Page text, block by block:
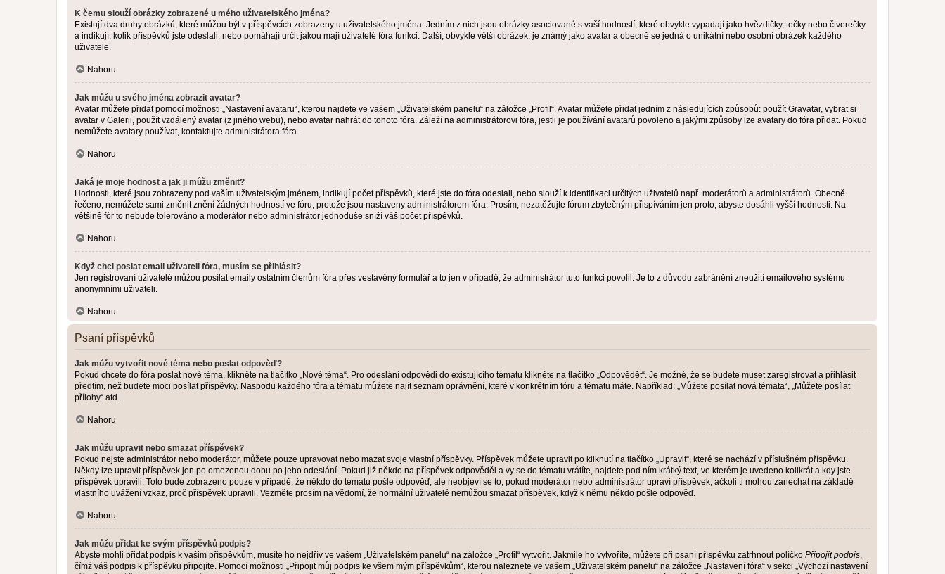
K čemu slouží obrázky zobrazené u mého uživatelského jména?
Existují dva druhy obrázků, které můžou být v příspěvcích zobrazeny u uživatelského jména. Jedním z nich jsou obrázky asociované s vaší hodností, které obvykle vypadají jako hvězdičky, tečky nebo čtverečky
a indikují, kolik příspěvků jste odeslali, nebo pomáhají určit jakou mají uživatelé fóra funkci. Další, obvykle větší obrázek, je známý jako avatar a obecně se jedná o unikátní nebo osobní obrázek každého
uživatele.
Nahoru
Jak můžu u svého jména zobrazit avatar?
Avatar můžete přidat pomocí možnosti „Nastavení avataru“, kterou najdete ve vašem „Uživatelském panelu“ na záložce „Profil“. Avatar můžete přidat jedním z následujících způsobů: použít Gravatar, vybrat si
avatar v Galerii, použít vzdálený avatar (z jiného webu), nebo avatar nahrát do tohoto fóra. Záleží na administrátorovi fóra, jestli je používání avatarů povoleno a jakými způsoby lze avatary do fóra přidat. Pokud
nemůžete avatary používat, kontaktujte administrátora fóra.
Nahoru
Jaká je moje hodnost a jak ji můžu změnit?
Hodnosti, které jsou zobrazeny pod vaším uživatelským jménem, indikují počet příspěvků, které jste do fóra odeslali, nebo slouží k identifikaci určitých uživatelů např. moderátorů a administrátorů. Obecně
řečeno, nemůžete sami změnit znění žádných hodností ve fóru, protože jsou nastaveny administrátorem fóra. Prosím, nezatěžujte fórum zbytečným přispíváním jen proto, abyste dosáhli vyšší hodnosti. Na
většině fór to nebude tolerováno a moderátor nebo administrátor jednoduše sníží váš počet příspěvků.
Nahoru
Když chci poslat email uživateli fóra, musím se přihlásit?
Jen registrovaní uživatelé můžou posílat emaily ostatním členům fóra přes vestavěný formulář a to jen v případě, že administrátor tuto funkci povolil. Je to z důvodu zabránění zneužití emailového systému
anonymními uživateli.
Nahoru
Psaní příspěvků
Jak můžu vytvořit nové téma nebo poslat odpověď?
Pokud chcete do fóra poslat nové téma, klikněte na tlačítko „Nové téma“. Pro odeslání odpovědi do existujícího tématu klikněte na tlačítko „Odpovědět“. Je možné, že se budete muset zaregistrovat a přihlásit
předtím, než budete moci posílat příspěvky. Naspodu každého fóra a tématu můžete najít seznam oprávnění, které v konkrétním fóru a tématu máte. Například: „Můžete posílat nová témata“, „Můžete posílat
přílohy“ atd.
Nahoru
Jak můžu upravit nebo smazat příspěvek?
Pokud nejste administrátor nebo moderátor, můžete pouze upravovat nebo mazat svoje vlastní příspěvky. Příspěvek můžete upravit po kliknutí na tlačítko „Upravit“, které se nachází v příslušném příspěvku.
Někdy lze upravit příspěvek jen po omezenou dobu po jeho odeslání. Pokud již někdo na příspěvek odpověděl a vy se do tématu vrátíte, najdete pod ním krátký text, ve kterém je uvedeno kolikrát a kdy jste
příspěvek upravili. Toto bude zobrazeno pouze v případě, že někdo do tématu pošle odpověď, ale neobjeví se to, pokud moderátor nebo administrátor upraví příspěvek, ačkoli ti mohou zanechat na základě
vlastního uvážení vzkaz, proč příspěvek upravili. Vezměte prosím na vědomí, že normální uživatelé nemůžou smazat příspěvek, když k němu někdo pošle odpověď.
Nahoru
Jak můžu přidat ke svým příspěvků podpis?
Abyste mohli přidat podpis k vašim příspěvkům, musíte ho nejdřív ve vašem „Uživatelském panelu“ na záložce „Profil“ vytvořit. Jakmile ho vytvoříte, můžete při psaní příspěvku zatrhnout políčko Připojit podpis,
čímž váš podpis k příspěvku připojíte. Pomocí možnosti „Připojit můj podpis ke všem mým příspěvkům“, kterou naleznete ve vašem „Uživatelském panelu“ na záložce „Nastavení fóra“ v sekci „Výchozí nastavení